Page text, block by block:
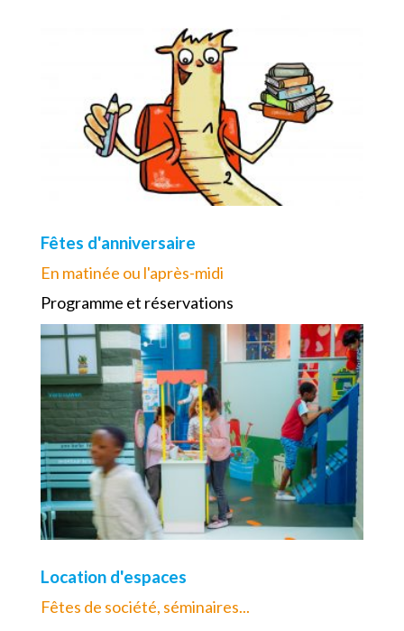
Fêtes d'anniversaire
En matinée ou l'après-midi
Programme et réservations
Location d'espaces
Fêtes de société, séminaires...